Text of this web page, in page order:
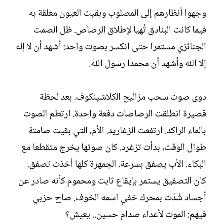
وجهوا أنظارهم إلى المصلوب وبقيت العيون معلقة به
فيما كانت البنادق تُهيأ لإطلاق الرصاص. ظل الصمت
الجنائزي مستمرا حتى انكسر بصوت واحد: أشهد أن لا إله
إلا الله وأشهد أن محمدا رسول الله.
دوى صوت سحب مزاليج الكلاشينكوف. بعد لحظة
قصيرة انطلقت الرصاصات دفعة واحدة. ارتطم الصوت
بالماء الراكد. ارتفعت الزغاريد. الأم، التي بقيت صامتة
طوال الوقت، بدأت تزغرد. كان صوتها يخرج متقطعا مع
البكاء. الأب يصفق بسرعة. الجمهرة كلها أخذت تصفق.
كان التصفيق يستمر بإيقاع ثابت ومحموم كأنه صادر عن
أجساد شُدّت بمحرك خفي اسمه الخوف. صاح حزبي
فيهم: الموت لأعداء صدام حسين.. يعيش؟